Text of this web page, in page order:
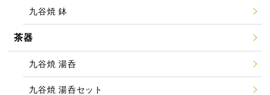
九谷焼 鉢
茶器
九谷焼 湯呑
九谷焼 湯呑セット